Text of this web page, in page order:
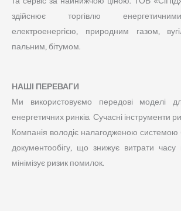
здійснює торгівлю
електроенергією, природним газом,
пальним, бітумом.
НАШІ ПЕРЕВАГИ
Ми використовуємо передові моделі
енергетичних ринків. Сучасні інструменти
Компанія володіє налагодженою системою
документообігу, що знижує витрати часу
мінімізує ризик помилок.